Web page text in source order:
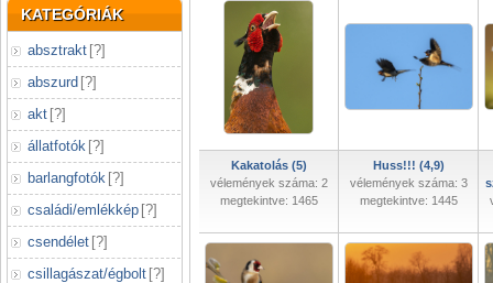
KATEGÓRIÁK
absztrakt [?]
abszurd [?]
akt [?]
állatfotók [?]
barlangfotók [?]
családi/emlékkép [?]
csendélet [?]
csillagászat/égbolt [?]
Kakatolás (5)
vélemények száma: 2
megtekintve: 1465
Huss!!! (4,9)
vélemények száma: 3
megtekintve: 1445